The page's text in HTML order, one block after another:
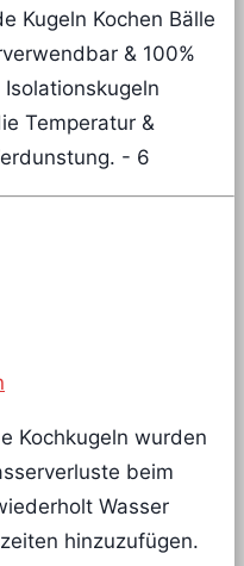
Kochkugeln wurden
beim
Wasser
hinzuzufügen.